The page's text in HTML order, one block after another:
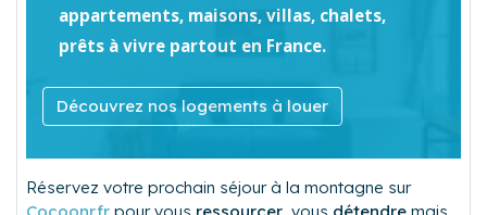
appartements, maisons, villas, chalets,
prêts à vivre partout en France.
Découvrez nos logements à louer
Réservez votre prochain séjour à la montagne sur